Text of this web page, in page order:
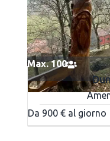
Max. 100
Da 900 € al giorno